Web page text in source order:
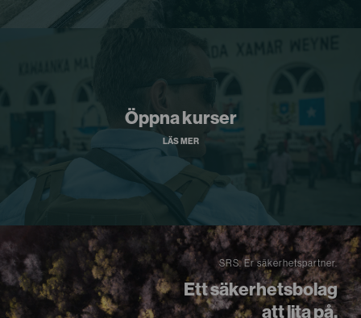
Öppna kurser
LÄS MER
SRS. Er säkerhetspartner.
Ett säkerhetsbolag
att lita på.